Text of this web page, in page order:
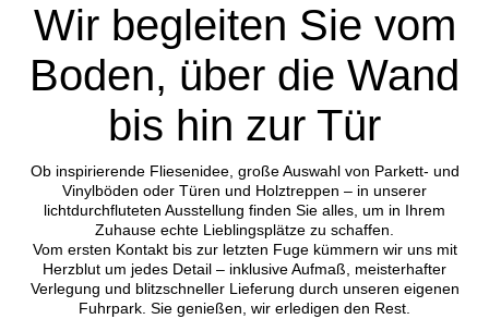
Wir begleiten Sie vom
Boden, über die Wand
bis hin zur Tür
Ob inspirierende Fliesenidee, große Auswahl von Parkett- und
Vinylböden oder Türen und Holztreppen – in unserer
lichtdurchfluteten Ausstellung finden Sie alles, um in Ihrem
Zuhause echte Lieblingsplätze zu schaffen.
Vom ersten Kontakt bis zur letzten Fuge kümmern wir uns mit
Herzblut um jedes Detail – inklusive Aufmaß, meisterhafter
Verlegung und blitzschneller Lieferung durch unseren eigenen
Fuhrpark. Sie genießen, wir erledigen den Rest.